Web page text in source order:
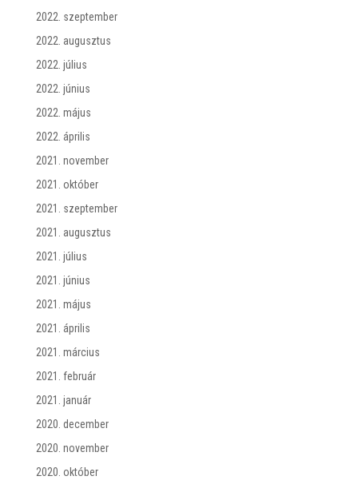
2022. szeptember
2022. augusztus
2022. július
2022. június
2022. május
2022. április
2021. november
2021. október
2021. szeptember
2021. augusztus
2021. július
2021. június
2021. május
2021. április
2021. március
2021. február
2021. január
2020. december
2020. november
2020. október